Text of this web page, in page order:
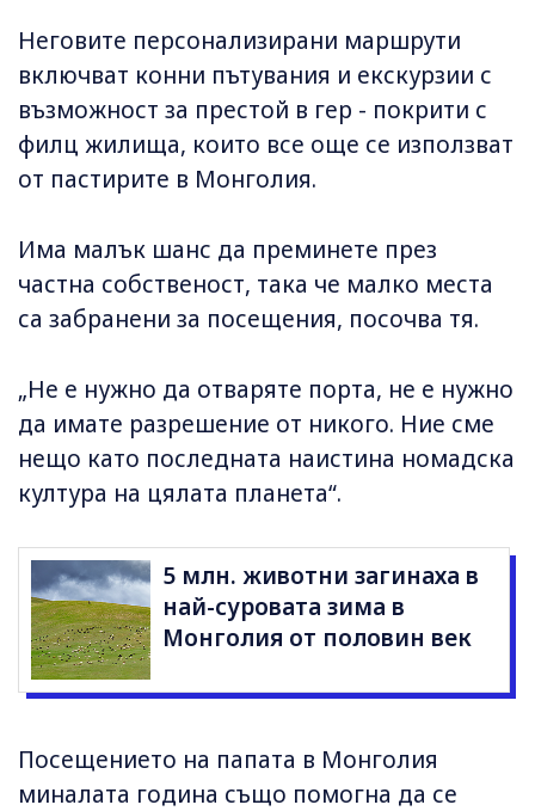
Неговите персонализирани маршрути
включват конни пътувания и екскурзии с
възможност за престой в гер - покрити с
филц жилища, които все още се използват
от пастирите в Монголия.
Има малък шанс да преминете през
частна собственост, така че малко места
са забранени за посещения, посочва тя.
„Не е нужно да отваряте порта, не е нужно
да имате разрешение от никого. Ние сме
нещо като последната наистина номадска
култура на цялата планета“.
5 млн. животни загинаха в
най-суровата зима в
Монголия от половин век
Посещението на папата в Монголия
миналата година също помогна да се